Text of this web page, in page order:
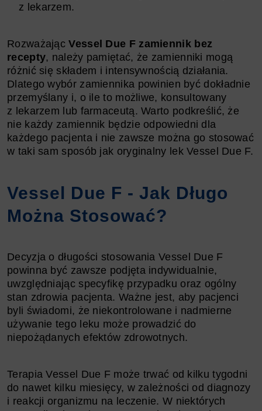
z lekarzem.
RozważającVessel Due F zamiennik bez
recepty, należy pamiętać, że zamienniki mogą
różnić się składem i intensywnością działania.
Dlatego wybór zamiennika powinien być dokładnie
przemyślany i, o ile to możliwe, konsultowany
z lekarzem lub farmaceutą. Warto podkreślić, że
nie każdy zamiennik będzie odpowiedni dla
każdego pacjenta i nie zawsze można go stosować
w taki sam sposób jak oryginalny lek Vessel Due F.
Vessel Due F - Jak Długo
Można Stosować?
Decyzja o długości stosowania Vessel Due F
powinna być zawsze podjęta indywidualnie,
uwzględniając specyfikę przypadku oraz ogólny
stan zdrowia pacjenta. Ważne jest, aby pacjenci
byli świadomi, że niekontrolowane i nadmierne
używanie tego leku może prowadzić do
niepożądanych efektów zdrowotnych.
Terapia Vessel Due F może trwać od kilku tygodni
do nawet kilku miesięcy, w zależności od diagnozy
i reakcji organizmu na leczenie. W niektórych